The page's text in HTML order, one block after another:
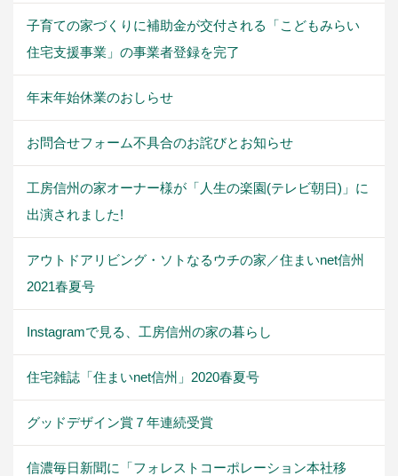
子育ての家づくりに補助金が交付される「こどもみらい
住宅支援事業」の事業者登録を完了
年末年始休業のおしらせ
お問合せフォーム不具合のお詫びとお知らせ
工房信州の家オーナー様が「人生の楽園(テレビ朝日)」に
出演されました!
アウトドアリビング・ソトなるウチの家／住まいnet信州
2021春夏号
Instagramで見る、工房信州の家の暮らし
住宅雑誌「住まいnet信州」2020春夏号
グッドデザイン賞７年連続受賞
信濃毎日新聞に「フォレストコーポレーション本社移